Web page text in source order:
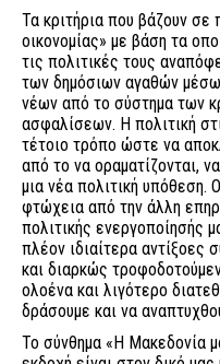
Τα κριτήρια που βάζουν σε
οικονομίας» με βάση τα
τις πολιτικές τους
των δημόσιων αγαθών
νέων από το σύστημα των
ασφαλίσεων. Η πολιτική
τέτοιο τρόπο ώστε να
από το να οραματίζονται,
μια νέα πολιτική υπόθεση.
φτώχεια από την άλλη
πολιτικής ενεργοποίησής
πλέον ιδιαίτερα αντίξοες
και διαρκώς
ολοένα και λιγότερο
δράσουμε και να
Το σύνθημα «Η Μακεδονία